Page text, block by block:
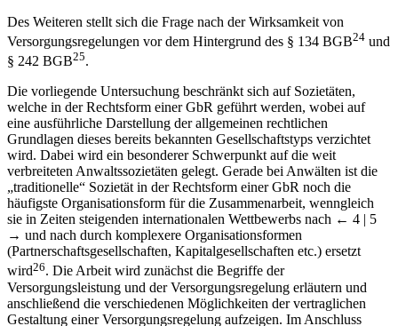
könnten.
Des Weiteren stellt sich die Frage nach der Wirksamkeit von
§ 242 BGB25.
Die vorliegende Untersuchung beschränkt sich auf Sozietäten,
welche in der Rechtsform einer GbR geführt werden, wobei auf
eine ausführliche Darstellung der allgemeinen rechtlichen
Grundlagen dieses bereits bekannten Gesellschaftstyps verzichtet
wird. Dabei wird ein besonderer Schwerpunkt auf die weit
verbreiteten Anwaltssozietäten gelegt. Gerade bei Anwälten ist die
„traditionelle“ Sozietät in der Rechtsform einer GbR noch die
häufigste Organisationsform für die Zusammenarbeit, wenngleich
sie in Zeiten steigenden internationalen Wettbewerbs nach← 4 | 5
→und nach durch komplexere Organisationsformen
(Partnerschaftsgesellschaften, Kapitalgesellschaften etc.) ersetzt
wird26. Die Arbeit wird zunächst die Begriffe der
Versorgungsleistung und der Versorgungsregelung erläutern und